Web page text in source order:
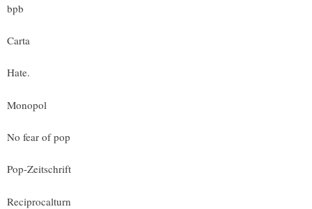
bpb
Carta
Hate.
Monopol
No fear of pop
Pop-Zeitschrift
Reciprocalturn